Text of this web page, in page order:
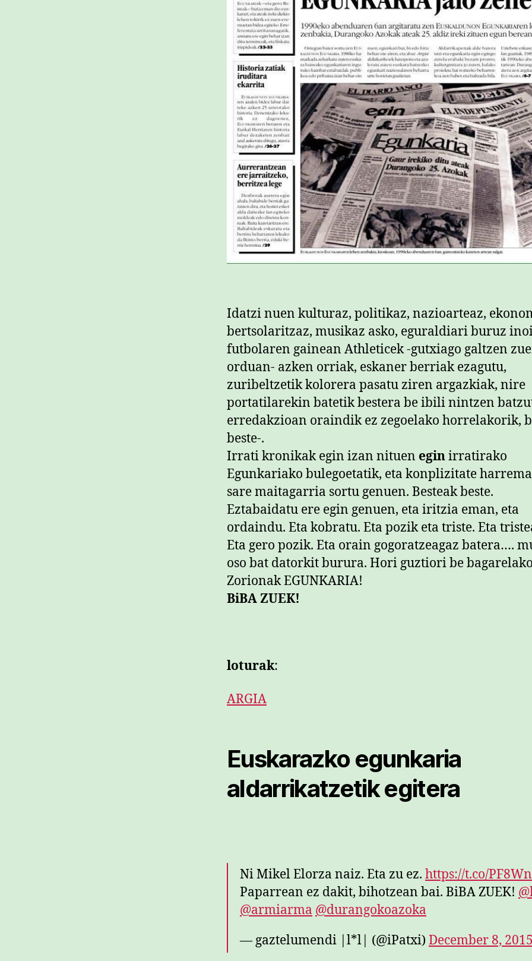
Idatzi nuen kulturaz, politikaz, nazioarteaz,
bertsolaritzaz, musikaz asko, eguraldiari buruz
futbolaren gainean Athleticek -gutxiago galtzen
orduan- azken orriak, eskaner berriak ezagutu,
zuribeltzetik kolorera pasatu ziren argazkiak, nire
portatilarekin batetik bestera be ibili nintzen
erredakzioan oraindik ez zegoelako horrelakorik,
beste-.
Irrati kronikak egin izan nituen eginirratirako
Egunkariako bulegoetatik, eta konplizitate
sare maitagarria sortu genuen. Besteak beste.
Eztabaidatu ere egin genuen, eta iritzia eman, eta
ordaindu. Eta kobratu. Eta pozik eta triste. Eta
Eta gero pozik. Eta orain gogoratzeagaz batera….
oso bat datorkit burura. Hori guztiori be
Zorionak EGUNKARIA!
BiBA ZUEK!
loturak:
ARGIA
Euskarazko egunkaria
aldarrikatzetik egitera
Ni Mikel Elorza naiz. Eta zu ez. https://t.co/
Paparrean ez dakit, bihotzean bai. BiBA ZUEK!
@armiarma @durangokoazoka
— gaztelumendi |l*l| (@iPatxi) December 8, 2015